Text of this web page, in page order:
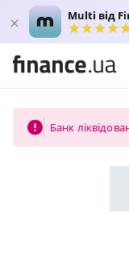
Multi від
Банк